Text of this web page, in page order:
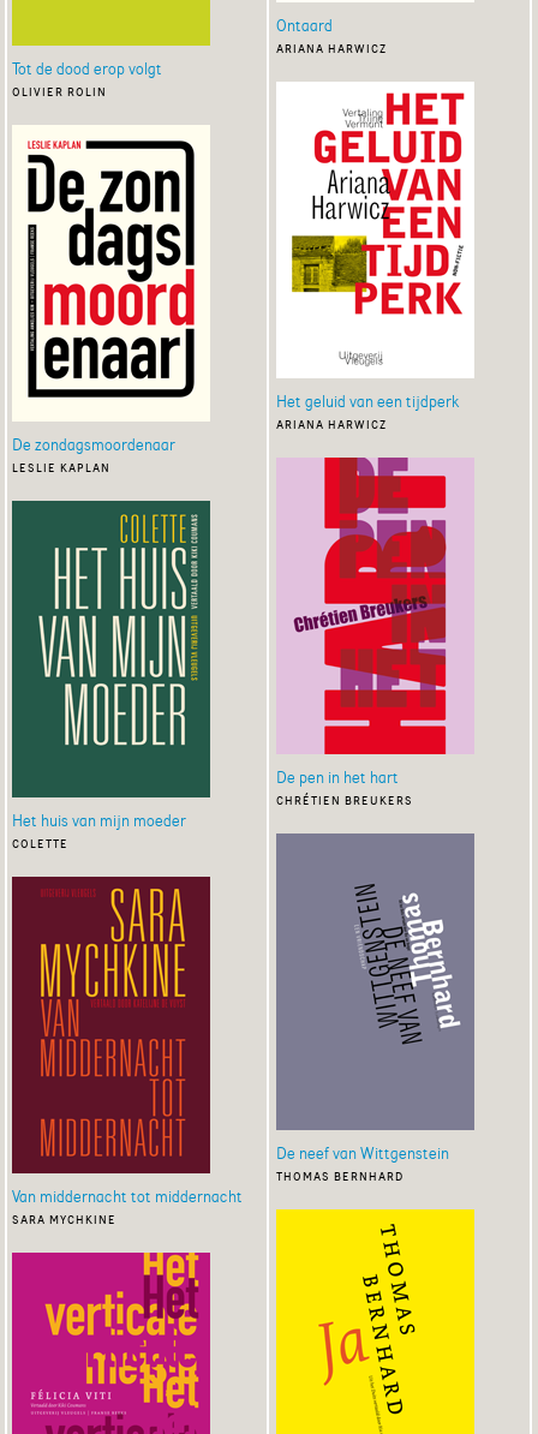
Tot de dood erop volgt
olivier rolin
De zondagsmoordenaar
leslie kaplan
Het huis van mijn moeder
colette
Van middernacht tot middernacht
sara mychkine
Ontaard
ariana harwicz
Het geluid van een tijdperk
ariana harwicz
De pen in het hart
chrétien breukers
De neef van Wittgenstein
thomas bernhard